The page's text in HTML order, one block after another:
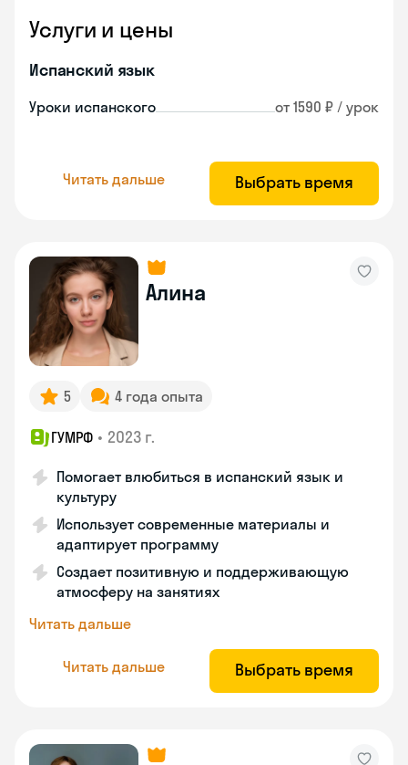
Услуги и цены
Испанский язык
Уроки испанского от 1590 ₽ / урок
Читать дальше Выбрать время
Алина
5 4 года опыта
ГУМРФ • 2023 г.
Помогает влюбиться в испанский язык и
культуру
Использует современные материалы и
адаптирует программу
Создает позитивную и поддерживающую
атмосферу на занятиях
Читать дальше
Читать дальше Выбрать время